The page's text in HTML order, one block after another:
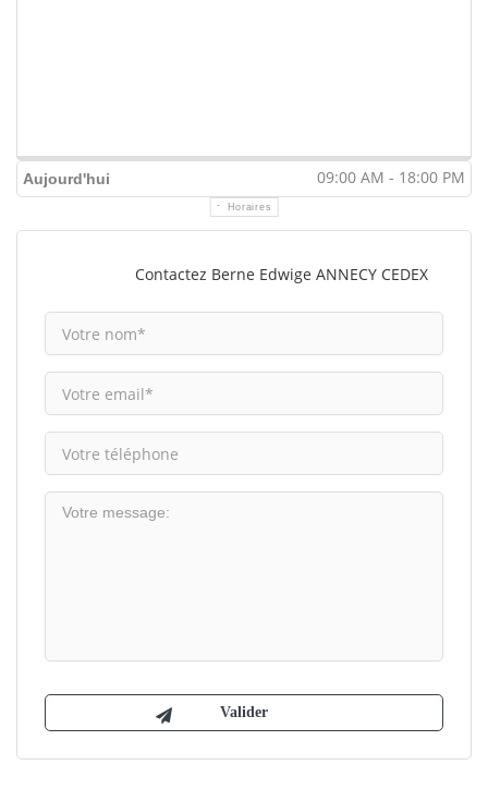
Aujourd'hui 09:00 AM - 18:00 PM
Horaires
Contactez Berne Edwige ANNECY CEDEX